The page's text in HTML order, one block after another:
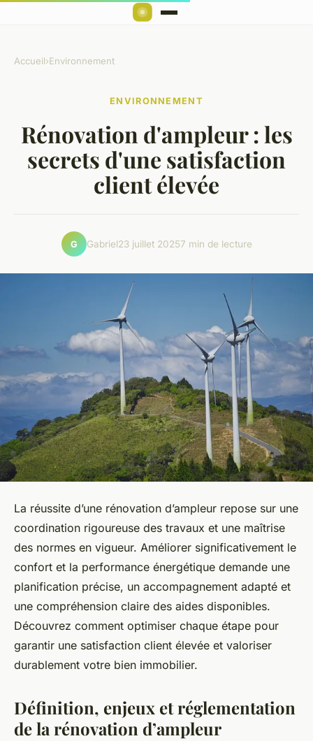
Accueil›Environnement
ENVIRONNEMENT
Rénovation d'ampleur : les
secrets d'une satisfaction
client élevée
G Gabriel23 juillet 20257 min de lecture
La réussite d’une rénovation d’ampleur repose sur une
coordination rigoureuse des travaux et une maîtrise
des normes en vigueur. Améliorer significativement le
confort et la performance énergétique demande une
planification précise, un accompagnement adapté et
une compréhension claire des aides disponibles.
Découvrez comment optimiser chaque étape pour
garantir une satisfaction client élevée et valoriser
durablement votre bien immobilier.
Définition, enjeux et réglementation
de la rénovation d’ampleur